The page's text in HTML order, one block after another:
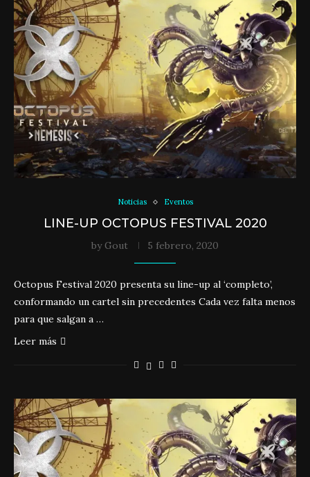
Noticias Eventos
LINE-UP OCTOPUS FESTIVAL 2020
by Gout 5 febrero, 2020
Octopus Festival 2020 presenta su line-up al ‘completo’,
conformando un cartel sin precedentes Cada vez falta menos
para que salgan a …
Leer más